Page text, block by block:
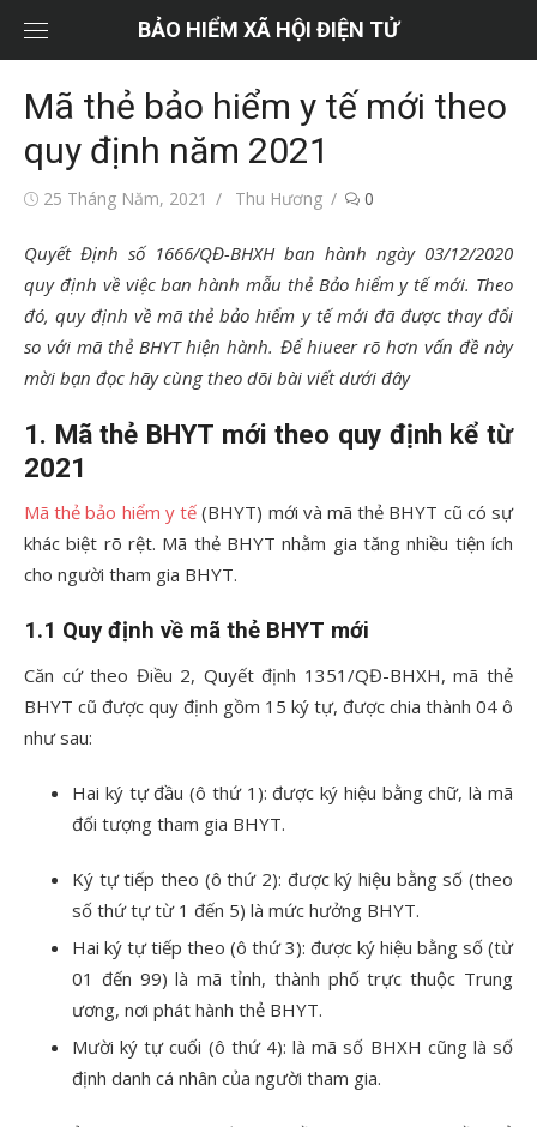
dung
BẢO HIỂM XÃ HỘI ĐIỆN TỬ
Mã thẻ bảo hiểm y tế mới theo
quy định năm 2021
Đăng25 Tháng Năm, 2021
Tác
Thu Hương 0
Quyết Định số 1666/QĐ-BHXH ban hành ngày 03/12/2020
quy định về việc ban hành mẫu thẻ Bảo hiểm y tế mới. Theo
đó, quy định về mã thẻ bảo hiểm y tế mới đã được thay đổi
so với mã thẻ BHYT hiện hành. Để hiueer rõ hơn vấn đề này
mời bạn đọc hãy cùng theo dõi bài viết dưới đây
1. Mã thẻ BHYT mới theo quy định kể từ
2021
Mã thẻ bảo hiểm y tế (BHYT) mới và mã thẻ BHYT cũ có sự
khác biệt rõ rệt. Mã thẻ BHYT nhằm gia tăng nhiều tiện ích
cho người tham gia BHYT.
1.1 Quy định về mã thẻ BHYT mới
Căn cứ theo Điều 2, Quyết định 1351/QĐ-BHXH, mã thẻ
BHYT cũ được quy định gồm 15 ký tự, được chia thành 04 ô
như sau:
Hai ký tự đầu (ô thứ 1): được ký hiệu bằng chữ, là mã
đối tượng tham gia BHYT.
Ký tự tiếp theo (ô thứ 2): được ký hiệu bằng số (theo
số thứ tự từ 1 đến 5) là mức hưởng BHYT.
Hai ký tự tiếp theo (ô thứ 3): được ký hiệu bằng số (từ
01 đến 99) là mã tỉnh, thành phố trực thuộc Trung
ương, nơi phát hành thẻ BHYT.
Mười ký tự cuối (ô thứ 4): là mã số BHXH cũng là số
định danh cá nhân của người tham gia.